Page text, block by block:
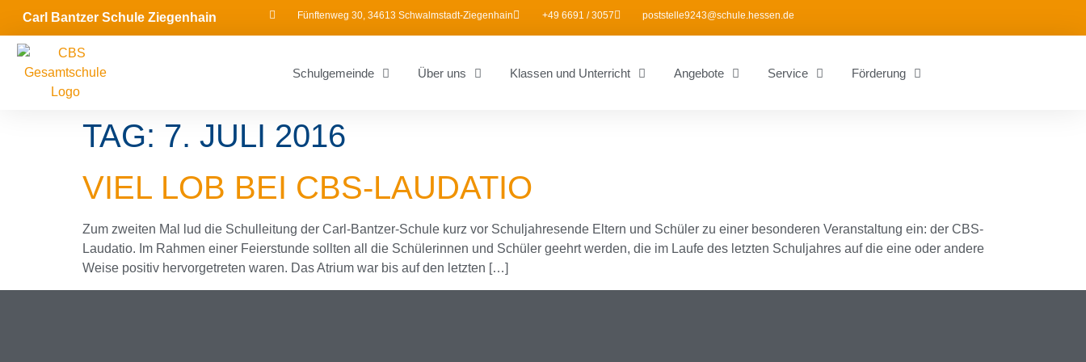
Carl Bantzer Schule Ziegenhain Fünftenweg 30, 34613 Schwalmstadt-Ziegenhain +49 6691 / 3057 poststelle9243@schule.hessen.de
Schulgemeinde Über uns Klassen und Unterricht Angebote Service Förderung
TAG: 7. JULI 2016
VIEL LOB BEI CBS-LAUDATIO
Zum zweiten Mal lud die Schulleitung der Carl-Bantzer-Schule kurz vor Schuljahresende Eltern und Schüler zu einer besonderen Veranstaltung ein: der CBS-
Laudatio. Im Rahmen einer Feierstunde sollten all die Schülerinnen und Schüler geehrt werden, die im Laufe des letzten Schuljahres auf die eine oder andere
Weise positiv hervorgetreten waren. Das Atrium war bis auf den letzten […]